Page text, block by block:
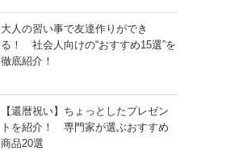
大人の習い事で友達作りができ
る！ 社会人向けの“おすすめ15選”を
徹底紹介！
【還暦祝い】ちょっとしたプレゼン
トを紹介！ 専門家が選ぶおすすめ
商品20選